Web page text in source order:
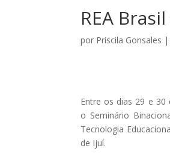
REA
por Priscila Gonsales |
Entre os dias 29 e 30
o Seminário
Tecnologia
de Ijuí.